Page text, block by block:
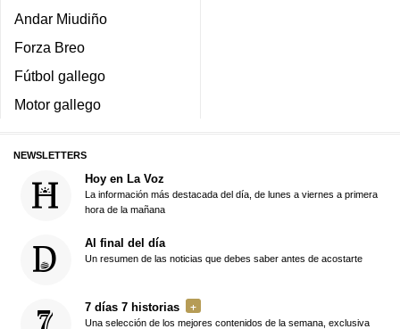
Andar Miudiño
Forza Breo
Fútbol gallego
Motor gallego
NEWSLETTERS
Hoy en La Voz
La información más destacada del día, de lunes a viernes a primera
hora de la mañana
Al final del día
Un resumen de las noticias que debes saber antes de acostarte
7 días 7 historias
Una selección de los mejores contenidos de la semana, exclusiva